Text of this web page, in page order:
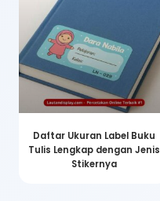
Daftar Ukuran Label Buku
Tulis Lengkap dengan Jenis
Stikernya